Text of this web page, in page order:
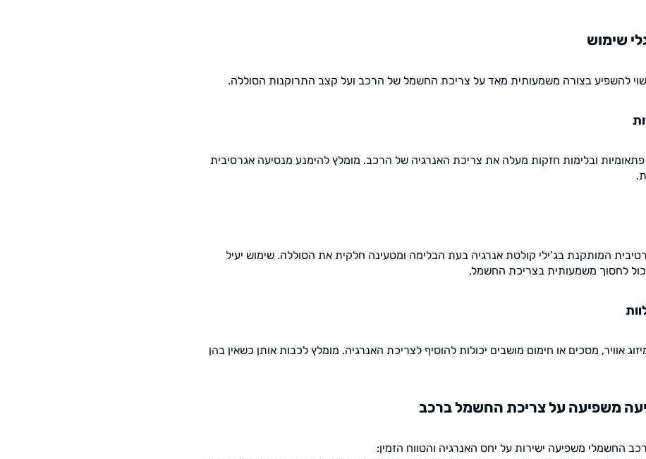
שימוש
עשוי להשפיע בצורה משמעותית מאד על צריכת החשמל של הרכב ועל קצב התרוקנות הסוללה.
ובלימות חזקות מעלה את צריכת האנרגיה של הרכב. מומלץ להימנע מנסיעה אגרסיבית
המותקנת בג’ילי קולטת אנרגיה בעת הבלימה ומטעינה חלקית את הסוללה. שימוש יעיל
לחסוך משמעותית בצריכת החשמל.
אוויר, מסכים או חימום מושבים יכולות להוסיף לצריכת האנרגיה. מומלץ לכבות אותן כשאין בהן
משפיעה על צריכת החשמל ברכב
החשמלי משפיעה ישירות על יחס האנרגיה והטווח הזמין: